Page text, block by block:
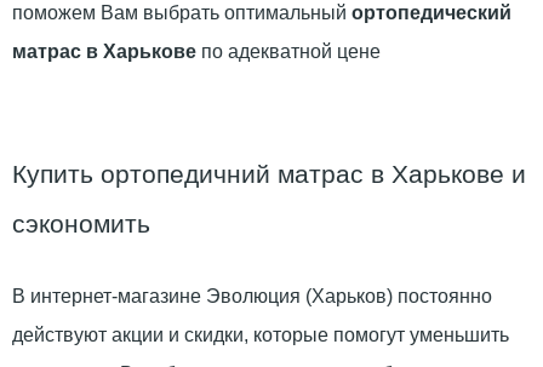
поможем Вам выбрать оптимальный ортопедический
матрас в Харькове по адекватной цене
Купить ортопедичний матрас в Харькове и
сэкономить
В интернет-магазине Эволюция (Харьков) постоянно
действуют акции и скидки, которые помогут уменьшить